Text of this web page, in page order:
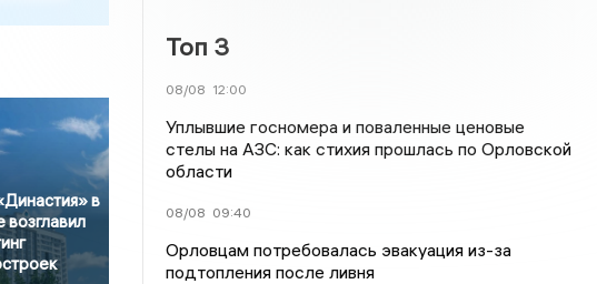
в
возглавил
Топ 3
08/08 12:00
Уплывшие госномера и поваленные ценовые
стелы на АЗС: как стихия прошлась по Орловской
области
08/08 09:40
Орловцам потребовалась эвакуация из-за
подтопления после ливня